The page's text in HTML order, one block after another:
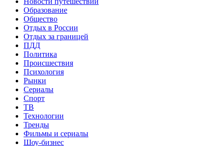
Образование
Общество
Отдых в России
Отдых за границей
ПДД
Политика
Происшествия
Психология
Рынки
Сериалы
Спорт
ТВ
Технологии
Тренды
Фильмы и сериалы
Шоу-бизнес